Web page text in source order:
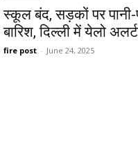
स्कूल बंद, सड़कों पर पानी-
बारिश, दिल्ली में येलो
fire post - June 24, 2025